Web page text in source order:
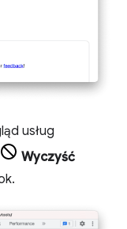
usług
Wyczyść